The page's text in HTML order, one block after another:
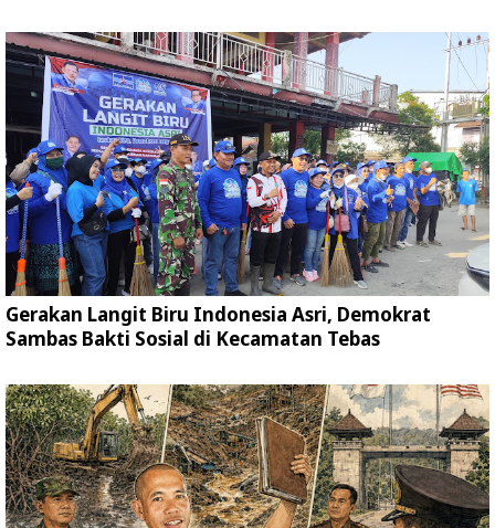
Gerakan Langit Biru Indonesia Asri, Demokrat
Sambas Bakti Sosial di Kecamatan Tebas